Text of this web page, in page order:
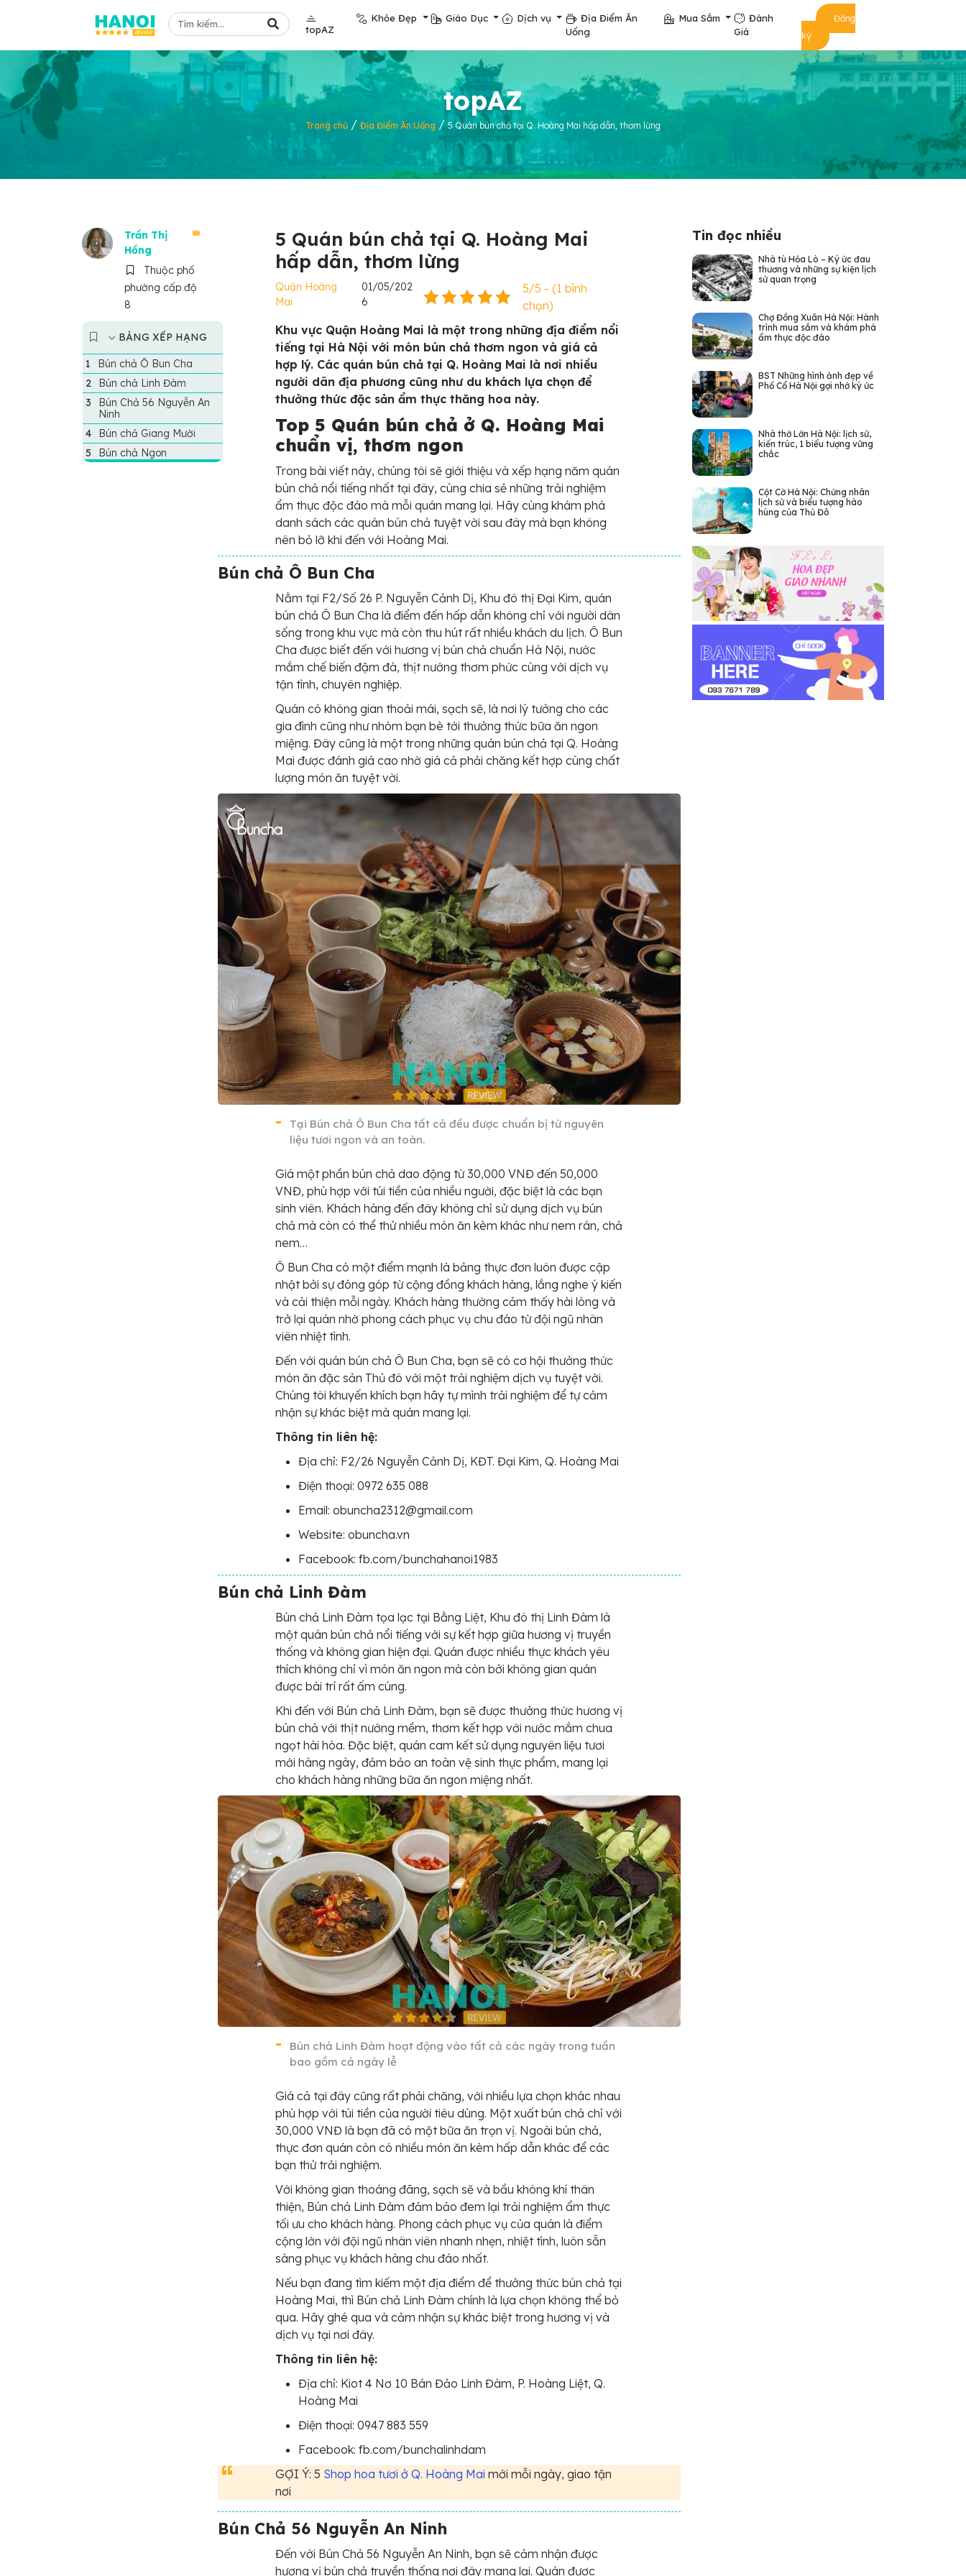
topAZ
Khỏe Đẹp Giáo Dục Dịch vụ
Địa Điểm Ăn
Uống
Mua Sắm
Đánh
Giá
Đăng
ký
topAZ
Trang chủ / Địa Điểm Ăn Uống /5 Quán bún chả tại Q. Hoàng Mai hấp dẫn, thơm lừng
Trần Thị
Hồng
Thuộc phố
phường cấp độ
8
5 Quán bún chả tại Q. Hoàng Mai
hấp dẫn, thơm lừng
Quận Hoàng
Mai
01/05/202
6
5/5 - (1 bình
chọn)
BẢNG XẾP HẠNG
Bún chả Ô Bun Cha
Bún chả Linh Đàm
Bún Chả 56 Nguyễn An
Ninh
Bún chả Giang Mười
Bún chả Ngon
Khu vực Quận Hoàng Mai là một trong những địa điểm nổi
tiếng tại Hà Nội với món bún chả thơm ngon và giá cả
hợp lý. Các quán bún chả tại Q. Hoàng Mai là nơi nhiều
người dân địa phương cũng như du khách lựa chọn để
thưởng thức đặc sản ẩm thực thăng hoa này.
Top 5 Quán bún chả ở Q. Hoàng Mai
chuẩn vị, thơm ngon
Trong bài viết này, chúng tôi sẽ giới thiệu và xếp hạng năm quán
bún chả nổi tiếng nhất tại đây, cùng chia sẻ những trải nghiệm
ẩm thực độc đáo mà mỗi quán mang lại. Hãy cùng khám phá
danh sách các quán bún chả tuyệt vời sau đây mà bạn không
nên bỏ lỡ khi đến với Hoàng Mai.
Bún chả Ô Bun Cha
Nằm tại F2/Số 26 P. Nguyễn Cảnh Dị, Khu đô thị Đại Kim, quán
bún chả Ô Bun Cha là điểm đến hấp dẫn không chỉ với người dân
sống trong khu vực mà còn thu hút rất nhiều khách du lịch. Ô Bun
Cha được biết đến với hương vị bún chả chuẩn Hà Nội, nước
mắm chế biến đậm đà, thịt nướng thơm phức cùng với dịch vụ
tận tình, chuyên nghiệp.
Quán có không gian thoải mái, sạch sẽ, là nơi lý tưởng cho các
gia đình cũng như nhóm bạn bè tới thưởng thức bữa ăn ngon
miệng. Đây cũng là một trong những quán bún chả tại Q. Hoàng
Mai được đánh giá cao nhờ giá cả phải chăng kết hợp cùng chất
lượng món ăn tuyệt vời.
Tại Bún chả Ô Bun Cha tất cả đều được chuẩn bị từ nguyên
liệu tươi ngon và an toàn.
Giá một phần bún chả dao động từ 30,000 VNĐ đến 50,000
VNĐ, phù hợp với túi tiền của nhiều người, đặc biệt là các bạn
sinh viên. Khách hàng đến đây không chỉ sử dụng dịch vụ bún
chả mà còn có thể thử nhiều món ăn kèm khác như nem rán, chả
nem…
Ô Bun Cha có một điểm mạnh là bảng thực đơn luôn được cập
nhật bởi sự đóng góp từ cộng đồng khách hàng, lắng nghe ý kiến
và cải thiện mỗi ngày. Khách hàng thường cảm thấy hài lòng và
trở lại quán nhờ phong cách phục vụ chu đáo từ đội ngũ nhân
viên nhiệt tình.
Đến với quán bún chả Ô Bun Cha, bạn sẽ có cơ hội thưởng thức
món ăn đặc sản Thủ đô với một trải nghiệm dịch vụ tuyệt vời.
Chúng tôi khuyến khích bạn hãy tự mình trải nghiệm để tự cảm
nhận sự khác biệt mà quán mang lại.
Thông tin liên hệ:
Địa chỉ: F2/26 Nguyễn Cảnh Dị, KĐT. Đại Kim, Q. Hoàng Mai
Điện thoại: 0972 635 088
Email: obuncha2312@gmail.com
Website: obuncha.vn
Facebook: fb.com/bunchahanoi1983
Bún chả Linh Đàm
Bún chả Linh Đàm tọa lạc tại Bằng Liệt, Khu đô thị Linh Đàm là
một quán bún chả nổi tiếng với sự kết hợp giữa hương vị truyền
thống và không gian hiện đại. Quán được nhiều thực khách yêu
thích không chỉ vì món ăn ngon mà còn bởi không gian quán
được bài trí rất ấm cúng.
Khi đến với Bún chả Linh Đàm, bạn sẽ được thưởng thức hương vị
bún chả với thịt nướng mềm, thơm kết hợp với nước mắm chua
ngọt hài hòa. Đặc biệt, quán cam kết sử dụng nguyên liệu tươi
mới hàng ngày, đảm bảo an toàn vệ sinh thực phẩm, mang lại
cho khách hàng những bữa ăn ngon miệng nhất.
Bún chả Linh Đàm hoạt động vào tất cả các ngày trong tuần
bao gồm cả ngày lễ
Giá cả tại đây cũng rất phải chăng, với nhiều lựa chọn khác nhau
phù hợp với túi tiền của người tiêu dùng. Một xuất bún chả chỉ với
30,000 VNĐ là bạn đã có một bữa ăn trọn vị. Ngoài bún chả,
thực đơn quán còn có nhiều món ăn kèm hấp dẫn khác để các
bạn thử trải nghiệm.
Với không gian thoáng đãng, sạch sẽ và bầu không khí thân
thiện, Bún chả Linh Đàm đảm bảo đem lại trải nghiệm ẩm thực
tối ưu cho khách hàng. Phong cách phục vụ của quán là điểm
cộng lớn với đội ngũ nhân viên nhanh nhẹn, nhiệt tình, luôn sẵn
sàng phục vụ khách hàng chu đáo nhất.
Nếu bạn đang tìm kiếm một địa điểm để thưởng thức bún chả tại
Hoàng Mai, thì Bún chả Linh Đàm chính là lựa chọn không thể bỏ
qua. Hãy ghé qua và cảm nhận sự khác biệt trong hương vị và
dịch vụ tại nơi đây.
Thông tin liên hệ:
Địa chỉ: Kiot 4 Nơ 10 Bán Đảo Linh Đàm, P. Hoàng Liệt, Q.
Hoàng Mai
Điện thoại: 0947 883 559
Facebook: fb.com/bunchalinhdam
GỢI Ý: 5 Shop hoa tươi ở Q. Hoàng Mai mới mỗi ngày, giao tận
nơi
Bún Chả 56 Nguyễn An Ninh
Đến với Bún Chả 56 Nguyễn An Ninh, bạn sẽ cảm nhận được
hương vị bún chả truyền thống nơi đây mang lại. Quán được
Tin đọc nhiều
Nhà tù Hỏa Lò – Ký ức đau
thương và những sự kiện lịch
sử quan trọng
Chợ Đồng Xuân Hà Nội: Hành
trình mua sắm và khám phá
ẩm thực độc đáo
BST Những hình ảnh đẹp về
Phố Cổ Hà Nội gợi nhớ ký ức
Nhà thờ Lớn Hà Nội: lịch sử,
kiến trúc, 1 biểu tượng vững
chắc
Cột Cờ Hà Nội: Chứng nhân
lịch sử và biểu tượng hào
hùng của Thủ Đô